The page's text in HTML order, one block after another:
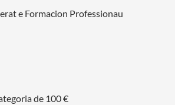
e Formacion Professionau
de 100 €